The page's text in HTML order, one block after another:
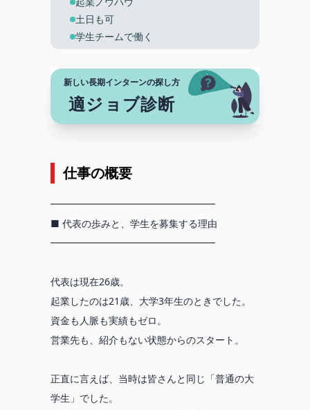
土日も可
学生チームで働く
新しい長期インターンの探し方
適ジョブ診断
仕事の概要
━━━━━━━━━━━━━━━━━
■ 代表の歩みと、学生を募集する理由
━━━━━━━━━━━━━━━━━
代表は現在26歳。
起業したのは21歳、大学3年生のときでした。
資金も人脈も実績もゼロ。
営業先も、紹介もない状態からのスタート。
正直に言えば、当時は皆さんと同じ「普通の大
学生」でした。